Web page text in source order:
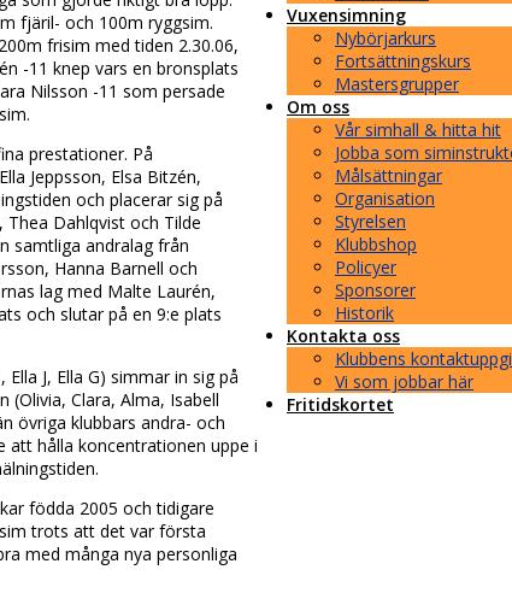
Vuxensimning
Nybörjarkurs
Fortsättningskurs
Mastersgrupper
Om oss
Vår simhall & hitta hit
Jobba som
Målsättningar
Organisation
Styrelsen
Klubbshop
Policyer
Sponsorer
Historik
Kontakta oss
Klubbens
Vi som jobbar här
Fritidskortet
fjäril- och 100m ryggsim.
frisim med tiden 2.30.06,
-11 knep vars en bronsplats
Nilsson -11 som persade
prestationer. På
Jeppsson, Elsa Bitzén,
och placerar sig på
Dahlqvist och Tilde
samtliga andralag från
Hanna Barnell och
lag med Malte Laurén,
och slutar på en 9:e plats
J, Ella G) simmar in sig på
(Olivia, Clara, Alma, Isabell
övriga klubbars andra- och
att hålla koncentrationen uppe i
födda 2005 och tidigare
trots att det var första
med många nya personliga